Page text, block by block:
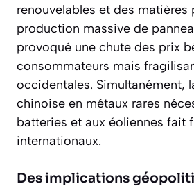
renouvelables et des matières
production massive de
provoqué une chute des prix
consommateurs mais
occidentales. Simultanément,
chinoise en métaux rares
batteries et aux éoliennes fait
internationaux.
Des implications